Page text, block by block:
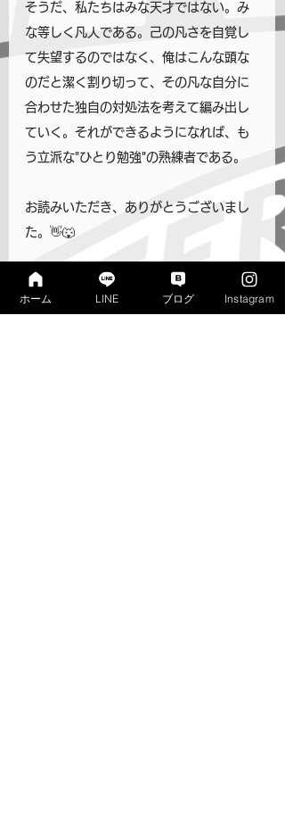
そうだ、私たちはみな天才ではない。み
な等しく凡人である。己の凡さを自覚し
て失望するのではなく、俺はこんな頭な
のだと潔く割り切って、その凡な自分に
合わせた独自の対処法を考えて編み出し
ていく。それができるようになれば、も
う立派な"ひとり勉強"の熟練者である。
お読みいただき、ありがとうございまし
た。👋🐺
寺子屋リンクス　松村
ホーム LINE ブログ Instagram